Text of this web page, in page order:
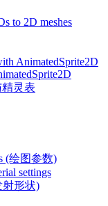
to 2D meshes
AnimatedSprite2D
精灵表
(绘图参数)
settings
射形状)